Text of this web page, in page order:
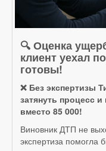
🔍 Оценка
клиент уехал
готовы!
❌ Без экспертизы
затянуть процесс
вместо 85 000!
Виновник ДТП не
экспертиза помогла